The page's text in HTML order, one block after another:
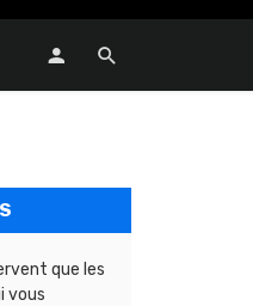
que les
vous